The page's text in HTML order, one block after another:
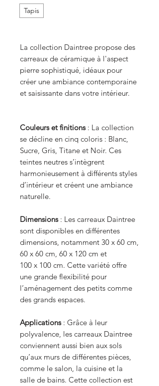
Tapis
La collection Daintree propose des
carreaux de céramique à l'aspect
pierre sophistiqué, idéaux pour
créer une ambiance contemporaine
et saisissante dans votre intérieur.
Couleurs et finitions: La collection
se décline en cinq coloris : Blanc,
Sucre, Gris, Titane et Noir. Ces
teintes neutres s’intègrent
harmonieusement à différents styles
d’intérieur et créent une ambiance
naturelle.
Dimensions: Les carreaux Daintree
sont disponibles en différentes
dimensions, notamment 30 x 60 cm,
60 x 60 cm, 60 x 120 cm et
100 x 100 cm. Cette variété offre
une grande flexibilité pour
l’aménagement des petits comme
des grands espaces.
Applications: Grâce à leur
polyvalence, les carreaux Daintree
conviennent aussi bien aux sols
qu’aux murs de différentes pièces,
comme le salon, la cuisine et la
salle de bains. Cette collection est